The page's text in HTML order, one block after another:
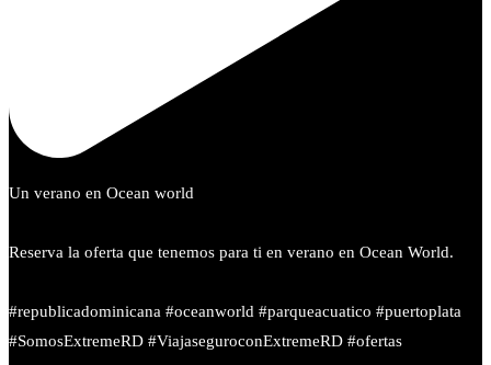
Un verano en Ocean world
Reserva la oferta que tenemos para ti en verano en Ocean World.
#republicadominicana #oceanworld #parqueacuatico #puertoplata
#SomosExtremeRD #ViajaseguroconExtremeRD #ofertas